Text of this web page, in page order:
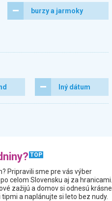
burzy a jarmoky
Iný dátum
TOP
Pripravili sme pre vás výber
celom Slovensku aj za hranicami.
zažijú a domov si odnesú krásne
a naplánujte si leto bez nudy.